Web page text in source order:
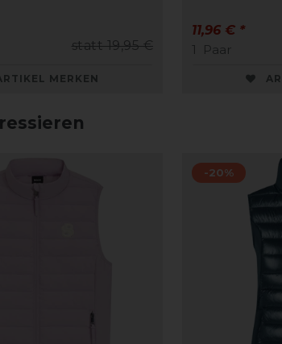
statt 19,95 €
MERKEN
11,96 € *
1
Paar
-20%